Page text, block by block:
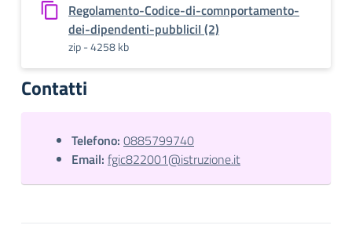
Regolamento-Codice-di-comnportamento-
dei-dipendenti-pubbliciI (2)
zip - 4258 kb
Contatti
Telefono: 0885799740
Email: fgic822001@istruzione.it